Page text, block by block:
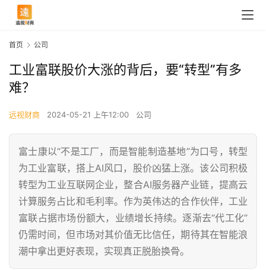
首页 公司
工业富联股价大涨的背后，要“转型”有多
难？
远视财商 2024-05-21 上午12:00 公司
富士康以“不是工厂，而是智能制造基地”为口号，转型
为工业富联，搭上AI风口，股价凶猛上涨。该公司积极
转型为工业互联网企业，整合AI服务器产业链，提高云
计算服务占比和毛利率。作为英伟达的合作伙伴，工业
富联占据市场份额大，业绩增长持续。逐渐去“代工化”
仍需时间，但市场对其价值无比信任，期待其在智能浪
潮中拿出更好表现，实现真正脱胎换骨。